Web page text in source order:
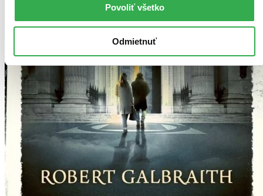
Povoliť všetko
Odmietnuť